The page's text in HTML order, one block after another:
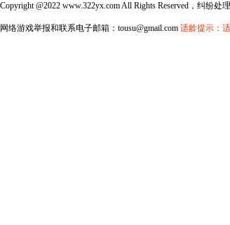
Copyright @2022 www.322yx.com All Rights Reserved，纠纷处
网络游戏举报和联系电子邮箱：tousu@gmail.com 适龄提示：